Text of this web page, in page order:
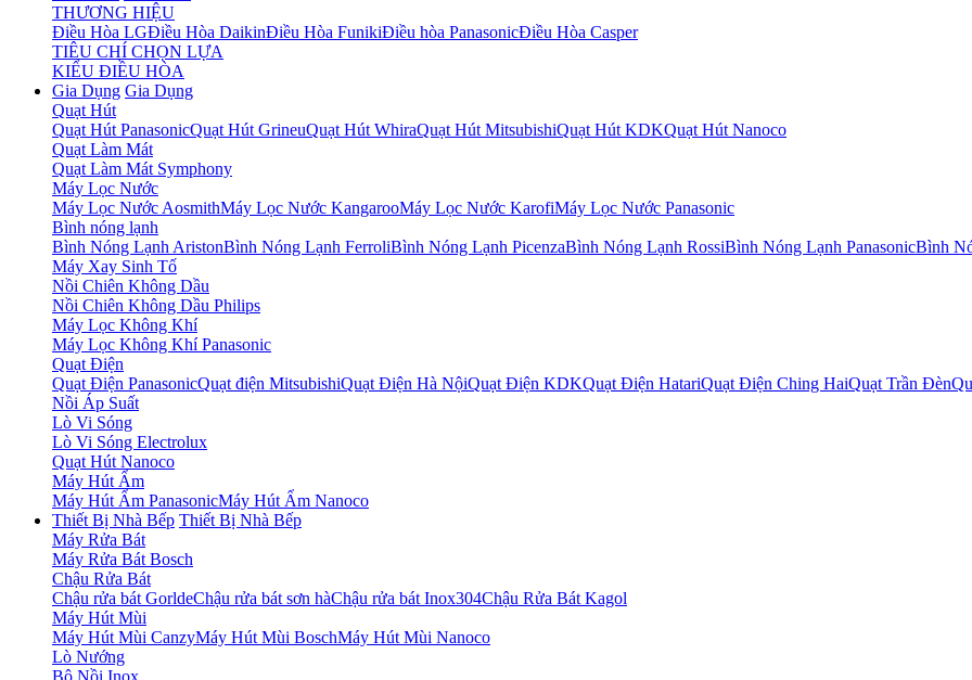
THƯƠNG HIỆU
Điều Hòa LGĐiều Hòa DaikinĐiều Hòa FunikiĐiều hòa PanasonicĐiều Hòa Casper
TIÊU CHÍ CHỌN LỰA
KIỂU ĐIỀU HÒA
Gia Dụng Gia Dụng
Quạt Hút
Quạt Hút PanasonicQuạt Hút GrineuQuạt Hút WhiraQuạt Hút MitsubishiQuạt Hút KDKQuạt Hút Nanoco
Quạt Làm Mát
Quạt Làm Mát Symphony
Máy Lọc Nước
Máy Lọc Nước AosmithMáy Lọc Nước KangarooMáy Lọc Nước KarofiMáy Lọc Nước Panasonic
Bình nóng lạnh
Bình Nóng Lạnh AristonBình Nóng Lạnh FerroliBình Nóng Lạnh PicenzaBình Nóng Lạnh RossiBình Nóng Lạnh PanasonicBình
Máy Xay Sinh Tố
Nồi Chiên Không Dầu
Nồi Chiên Không Dầu Philips
Máy Lọc Không Khí
Máy Lọc Không Khí Panasonic
Quạt Điện
Quạt Điện PanasonicQuạt điện MitsubishiQuạt Điện Hà NộiQuạt Điện KDKQuạt Điện HatariQuạt Điện Ching HaiQuạt Trần Đèn
Nồi Áp Suất
Lò Vi Sóng
Lò Vi Sóng Electrolux
Quạt Hút Nanoco
Máy Hút Ẩm
Máy Hút Ẩm PanasonicMáy Hút Ẩm Nanoco
Thiết Bị Nhà Bếp Thiết Bị Nhà Bếp
Máy Rửa Bát
Máy Rửa Bát Bosch
Chậu Rửa Bát
Chậu rửa bát GorldeChậu rửa bát sơn hàChậu rửa bát Inox304Chậu Rửa Bát Kagol
Máy Hút Mùi
Máy Hút Mùi CanzyMáy Hút Mùi BoschMáy Hút Mùi Nanoco
Lò Nướng
Bộ Nồi Inox